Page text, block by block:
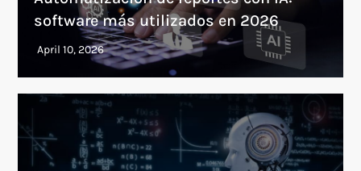
software más utilizados en 2026